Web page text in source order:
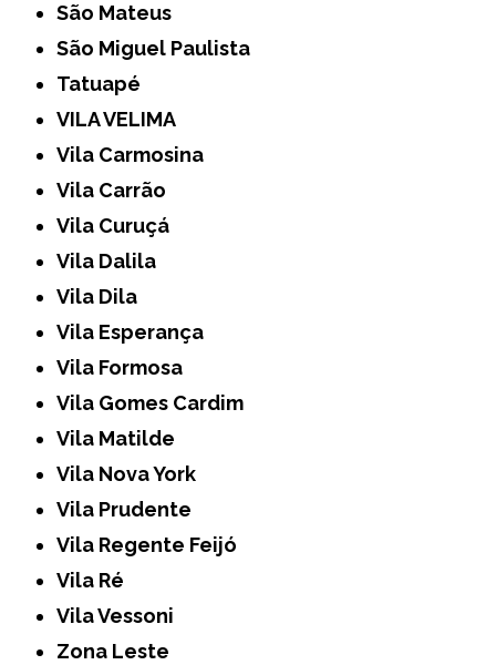
São Mateus
São Miguel Paulista
Tatuapé
VILA VELIMA
Vila Carmosina
Vila Carrão
Vila Curuçá
Vila Dalila
Vila Dila
Vila Esperança
Vila Formosa
Vila Gomes Cardim
Vila Matilde
Vila Nova York
Vila Prudente
Vila Regente Feijó
Vila Ré
Vila Vessoni
Zona Leste